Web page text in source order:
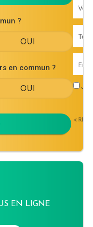
?
en commun ?
<
EN LIGNE